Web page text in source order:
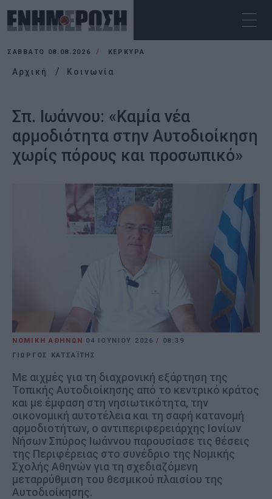
ΣΆΒΒΑΤΟ 08.08.2026 ΚΕΡΚΥΡΑ
Αρχική Κοινωνία
Σπ. Ιωάννου: «Καμία νέα
αρμοδιότητα στην Αυτοδιοίκηση
χωρίς πόρους και προσωπικό»
ΝΟΜΙΚΗ ΑΘΗΝΩΝ 04 ΙΟΥΝΊΟΥ 2026/ 08:39
ΓΙΩΡΓΟΣ ΚΑΤΣΑΪΤΗΣ
Με αιχμές για τη διαχρονική εξάρτηση της
Τοπικής Αυτοδιοίκησης από το κεντρικό κράτος
και με έμφαση στη νησιωτικότητα, την
οικονομική αυτοτέλεια και τη σαφή κατανομή
αρμοδιοτήτων, ο αντιπεριφερειάρχης Ιονίων
Νήσων Σπύρος Ιωάννου παρουσίασε τις θέσεις
της Περιφέρειας στο συνέδριο της Νομικής
Σχολής Αθηνών για τη σχεδιαζόμενη
μεταρρύθμιση του θεσμικού πλαισίου της
Αυτοδιοίκησης.